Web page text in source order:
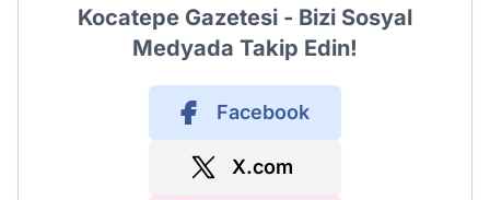
Kocatepe Gazetesi - Bizi Sosyal
Medyada Takip Edin!
Facebook
X.com